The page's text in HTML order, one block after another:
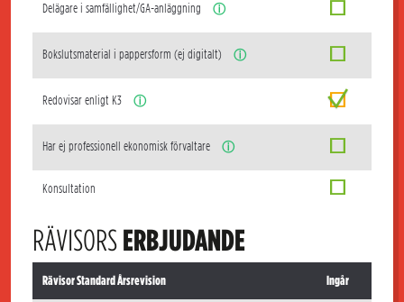
Delägare i samfällighet/GA-anläggning ⓘ
Bokslutsmaterial i pappersform (ej digitalt) ⓘ
Redovisar enligt K3 ⓘ
Har ej professionell ekonomisk förvaltare ⓘ
Konsultation
RÄVISORSERBJUDANDE
Rävisor Standard Årsrevision Ingår